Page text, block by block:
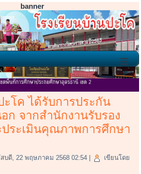
banner
≡
พันธ์
ะโค ได้รับการประกัน
จากสำนักงานรับรอง
ระเมินคุณภาพการศึกษา
บดี, 22 พฤษภาคม 2568 02:54
เขียนโดย